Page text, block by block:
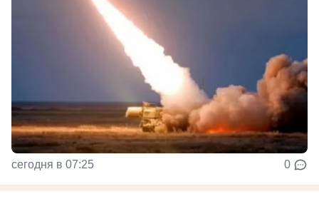
сегодня в 07:25 0